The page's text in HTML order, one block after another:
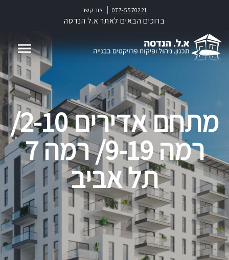
צור קשר 077-5570221
ברוכים הבאים לאתר א.ל הנדסה
מתחם אדירים 2-10/
רמה 9-19/ רמה 7
תל אביב